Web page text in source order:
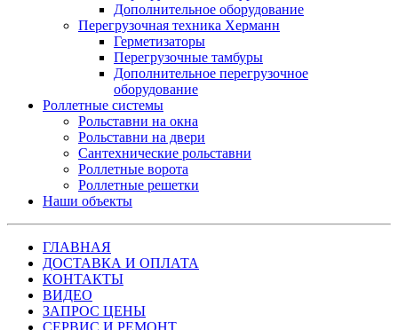
Дополнительное оборудование
Перегрузочная техника Херманн
Герметизаторы
Перегрузочные тамбуры
Дополнительное перегрузочное
оборудование
Роллетные системы
Рольставни на окна
Рольставни на двери
Сантехнические рольставни
Роллетные ворота
Роллетные решетки
Наши объекты
ГЛАВНАЯ
ДОСТАВКА И ОПЛАТА
КОНТАКТЫ
ВИДЕО
ЗАПРОС ЦЕНЫ
СЕРВИС И РЕМОНТ